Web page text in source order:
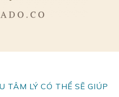
TÂM LÝ CÓ THỂ SẼ GIÚP